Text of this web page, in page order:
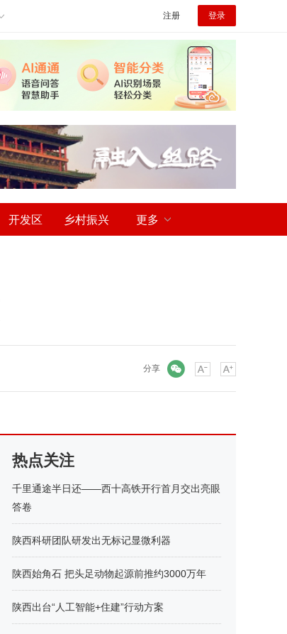
注册 登录
开发区 乡村振兴 更多
分享
热点关注
千里通途半日还——西十高铁开行首月交出亮眼
答卷
陕西科研团队研发出无标记显微利器
陕西始角石 把头足动物起源前推约3000万年
陕西出台“人工智能+住建”行动方案